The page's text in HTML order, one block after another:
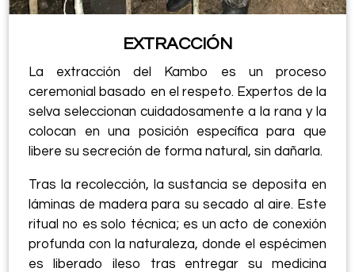
EXTRACCIÓN
La extracción del Kambo es un proceso
ceremonial basado en el respeto. Expertos de la
selva seleccionan cuidadosamente a la rana y la
colocan en una posición específica para que
libere su secreción de forma natural, sin dañarla.
Tras la recolección, la sustancia se deposita en
láminas de madera para su secado al aire. Este
ritual no es solo técnica; es un acto de conexión
profunda con la naturaleza, donde el espécimen
es liberado ileso tras entregar su medicina